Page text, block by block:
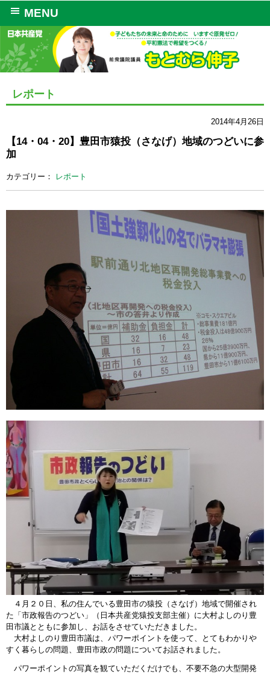
MENU
レポート
2014年4月26日
【14・04・20】豊田市猿投（さなげ）地域のつどいに参
加
カテゴリー： レポート
４月２０日、私の住んでいる豊田市の猿投（さなげ）地域で開催され
た「市政報告のつどい」（日本共産党猿投支部主催）に大村よしのり豊
田市議とともに参加し、お話をさせていただきました。
大村よしのり豊田市議は、パワーポイントを使って、とてもわかりや
すく暮らしの問題、豊田市政の問題についてお話されました。
パワーポイントの写真を観ていただくだけでも、不要不急の大型開発